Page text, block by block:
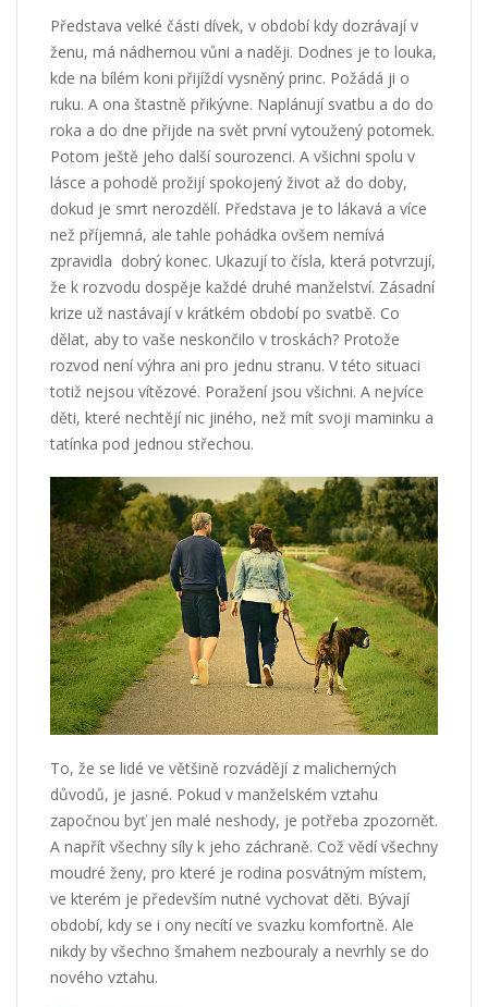
Představa velké části dívek, v období kdy dozrávají v
ženu, má nádhernou vůni a naději. Dodnes je to louka,
kde na bílém koni přijíždí vysněný princ. Požádá ji o
ruku. A ona štastně přikývne. Naplánují svatbu a do do
roka a do dne přijde na svět první vytoužený potomek.
Potom ještě jeho další sourozenci. A všichni spolu v
lásce a pohodě prožijí spokojený život až do doby,
dokud je smrt nerozdělí. Představa je to lákavá a více
než příjemná, ale tahle pohádka ovšem nemívá
zpravidla dobrý konec. Ukazují to čísla, která potvrzují,
že k rozvodu dospěje každé druhé manželství. Zásadní
krize už nastávají v krátkém období po svatbě. Co
dělat, aby to vaše neskončilo v troskách? Protože
rozvod není výhra ani pro jednu stranu. V této situaci
totiž nejsou vítězové. Poražení jsou všichni. A nejvíce
děti, které nechtějí nic jiného, než mít svoji maminku a
tatínka pod jednou střechou.
To, že se lidé ve většině rozvádějí z malicherných
důvodů, je jasné. Pokud v manželském vztahu
započnou byť jen malé neshody, je potřeba zpozornět.
A napřít všechny síly k jeho záchraně. Což vědí všechny
moudré ženy, pro které je rodina posvátným místem,
ve kterém je především nutné vychovat děti. Bývají
období, kdy se i ony necítí ve svazku komfortně. Ale
nikdy by všechno šmahem nezbouraly a nevrhly se do
nového vztahu.